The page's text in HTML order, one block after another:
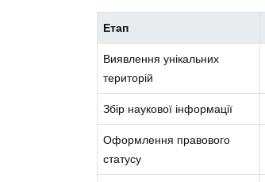
Етап
Виявлення унікальних
територій
Збір наукової інформації
Оформлення правового
статусу